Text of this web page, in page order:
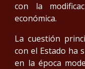
con la
económica.
La cuestión
con el Estado ha
en la época